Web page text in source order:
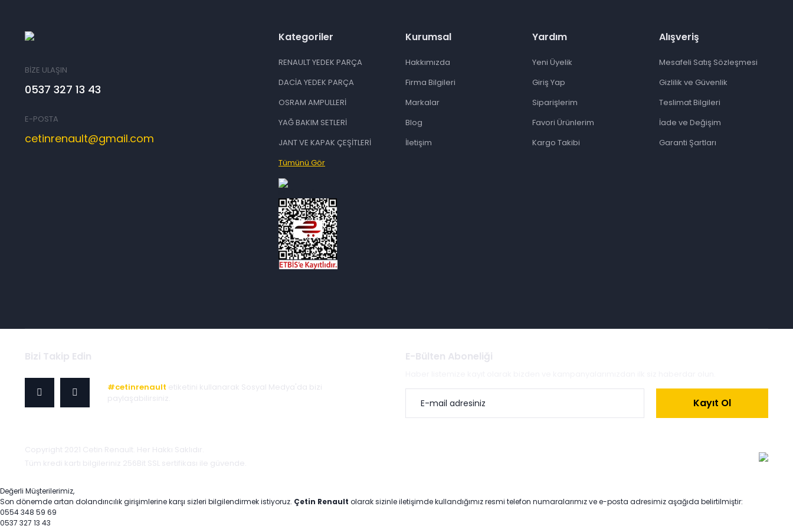
BİZE ULAŞIN
0537 327 13 43
E-POSTA
cetinrenault@gmail.com
Kategoriler
RENAULT YEDEK PARÇA
DACİA YEDEK PARÇA
OSRAM AMPULLERİ
YAĞ BAKIM SETLERİ
JANT VE KAPAK ÇEŞİTLERİ
Tümünü Gör
Kurumsal
Hakkımızda
Firma Bilgileri
Markalar
Blog
İletişim
Yardım
Yeni Üyelik
Giriş Yap
Siparişlerim
Favori Ürünlerim
Kargo Takibi
Alışveriş
Mesafeli Satış Sözleşmesi
Gizlilik ve Güvenlik
Teslimat Bilgileri
İade ve Değişim
Garanti Şartları
Bizi Takip Edin
#cetinrenault etiketini kullanarak Sosyal Medya'da bizi
paylaşabilirsiniz.
E-Bülten Aboneliği
Kayıt Ol
Copyright 2021 Cetin Renault. Her Hakkı Saklıdır.
Tüm kredi kartı bilgileriniz 256Bit SSL sertifikası ile güvende.
Değerli Müşterilerimiz,
Son dönemde artan dolandırıcılık girişimlerine karşı sizleri bilgilendirmek istiyoruz. Çetin Renault olarak sizinle iletişimde kullandığımız resmi telefon numaralarımız ve e-posta adresimiz aşağıda belirtilmiştir:
0554 348 59 69
0537 327 13 43